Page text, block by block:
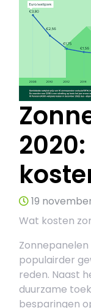
19
Wat kosten
populairder
reden. Naast
duurzame
besparingen